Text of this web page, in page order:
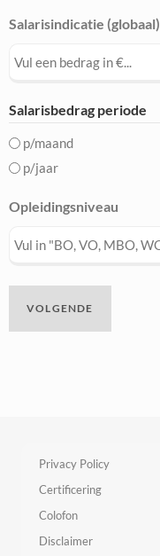
Salarisindicatie (globaal)
Salarisbedrag periode
p/maand
p/jaar
Opleidingsniveau
Privacy Policy
Certificering
Colofon
Disclaimer